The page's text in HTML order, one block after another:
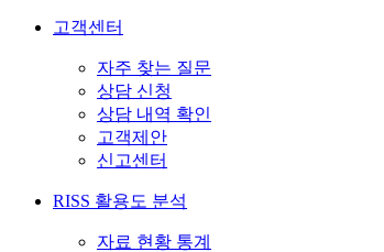
고객센터
자주 찾는 질문
상담 신청
상담 내역 확인
고객제안
신고센터
RISS 활용도 분석
자료 현황 통계